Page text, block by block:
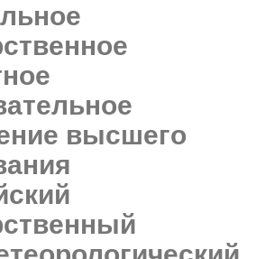
высшего